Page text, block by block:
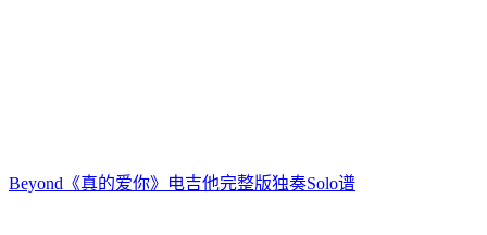
Beyond《真的爱你》电吉他完整版独奏Solo谱